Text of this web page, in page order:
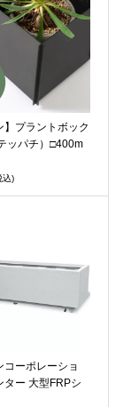
】プラントボック
ッパチ）□400m
込)
コーポレーショ
ター 大型FRPシ